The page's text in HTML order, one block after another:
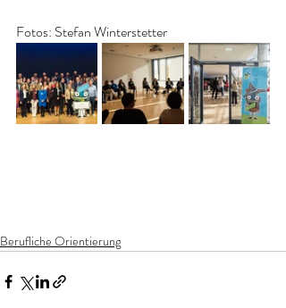
Fotos: Stefan Winterstetter
Berufliche Orientierung